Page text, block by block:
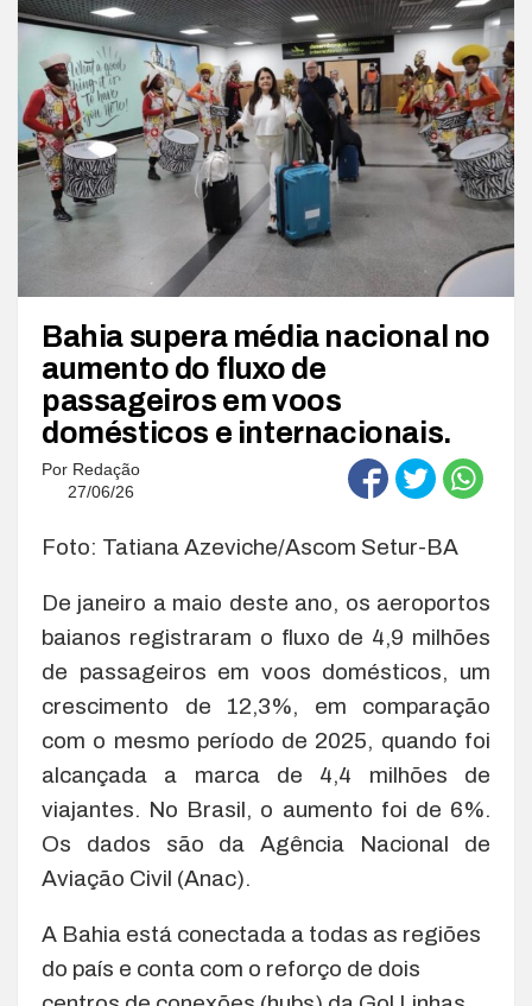
Bahia supera média nacional no
aumento do fluxo de
passageiros em voos
domésticos e internacionais.
Por Redação
27/06/26
Foto: Tatiana Azeviche/Ascom Setur-BA
De janeiro a maio deste ano, os aeroportos
baianos registraram o fluxo de 4,9 milhões
de passageiros em voos domésticos, um
crescimento de 12,3%, em comparação
com o mesmo período de 2025, quando foi
alcançada a marca de 4,4 milhões de
viajantes. No Brasil, o aumento foi de 6%.
Os dados são da Agência Nacional de
Aviação Civil (Anac).
A Bahia está conectada a todas as regiões
do país e conta com o reforço de dois